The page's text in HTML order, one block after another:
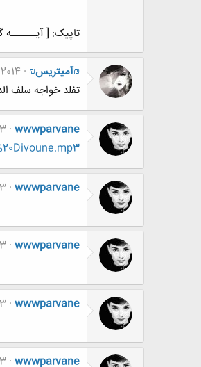
تاپیک: [ آیــــــه
₪آمیتریس₪
تفلد خواجه سلف
wwwparvane
wwwparvane
wwwparvane
wwwparvane
wwwparvane